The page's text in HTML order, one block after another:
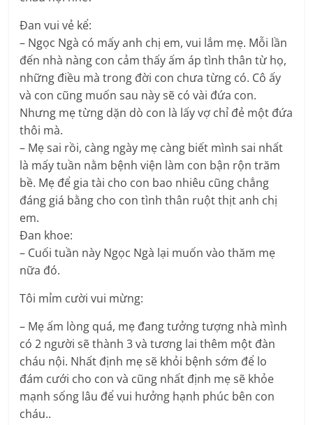
Ðan vui vẻ kể:
– Ngọc Ngà có mấy anh chị em, vui lắm mẹ. Mỗi lần
đến nhà nàng con cảm thấy ấm áp tình thân từ họ,
những điều mà trong đời con chưa từng có. Cô ấy
và con cũng muốn sau này sẽ có vài đứa con.
Nhưng mẹ từng dặn dò con là lấy vợ chỉ đẻ một đứa
thôi mà.
– Mẹ sai rồi, càng ngày mẹ càng biết mình sai nhất
là mấy tuần nằm bệnh viện làm con bận rộn trăm
bề. Mẹ để gia tài cho con bao nhiêu cũng chẳng
đáng giá bằng cho con tình thân ruột thịt anh chị
em.
Ðan khoe:
– Cuối tuần này Ngọc Ngà lại muốn vào thăm mẹ
nữa đó.
Tôi mỉm cười vui mừng:
– Mẹ ấm lòng quá, mẹ đang tưởng tượng nhà mình
có 2 người sẽ thành 3 và tương lai thêm một đàn
cháu nội. Nhất định mẹ sẽ khỏi bệnh sớm để lo
đám cưới cho con và cũng nhất định mẹ sẽ khỏe
mạnh sống lâu để vui hưởng hạnh phúc bên con
cháu..